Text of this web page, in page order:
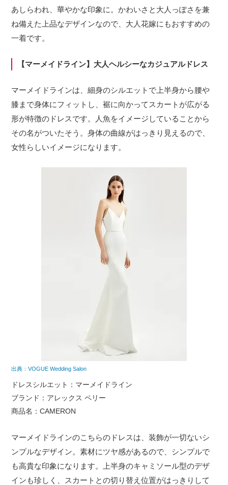
あしらわれ、華やかな印象に。かわいさと大人っぽさを兼
ね備えた上品なデザインなので、大人花嫁にもおすすめの
一着です。
【マーメイドライン】大人ヘルシーなカジュアルドレス
マーメイドラインは、細身のシルエットで上半身から腰や
膝まで身体にフィットし、裾に向かってスカートが広がる
形が特徴のドレスです。人魚をイメージしていることから
その名がついたそう。身体の曲線がはっきり見えるので、
女性らしいイメージになります。
出典：VOGUE Wedding Salon
ドレスシルエット：マーメイドライン
ブランド：アレックス ペリー
商品名：CAMERON
マーメイドラインのこちらのドレスは、装飾が一切ないシ
ンプルなデザイン。素材にツヤ感があるので、シンプルで
も高貴な印象になります。上半身のキャミソール型のデザ
インも珍しく、スカートとの切り替え位置がはっきりして